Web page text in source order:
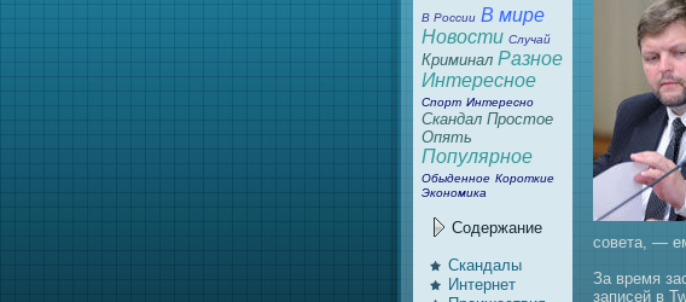
В России В мире
Новости Случай
Криминaл Разное
Интересное
Спорт Интересно
Скандал Простое
Опять
Популярное
Обыденное Короткие
Экономика
Содержание
Скандалы
Интернeт
совета, —
За время
записей в